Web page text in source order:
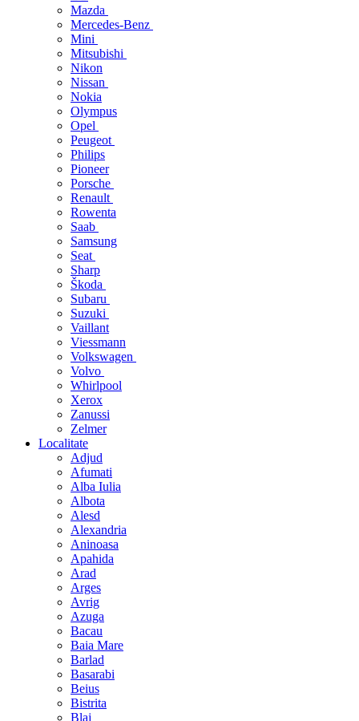
Mazda
Mercedes-Benz
Mini
Mitsubishi
Nikon
Nissan
Nokia
Olympus
Opel
Peugeot
Philips
Pioneer
Porsche
Renault
Rowenta
Saab
Samsung
Seat
Sharp
Škoda
Subaru
Suzuki
Vaillant
Viessmann
Volkswagen
Volvo
Whirlpool
Xerox
Zanussi
Zelmer
Localitate
Adjud
Afumati
Alba Iulia
Albota
Alesd
Alexandria
Aninoasa
Apahida
Arad
Arges
Avrig
Azuga
Bacau
Baia Mare
Barlad
Basarabi
Beius
Bistrita
Blaj